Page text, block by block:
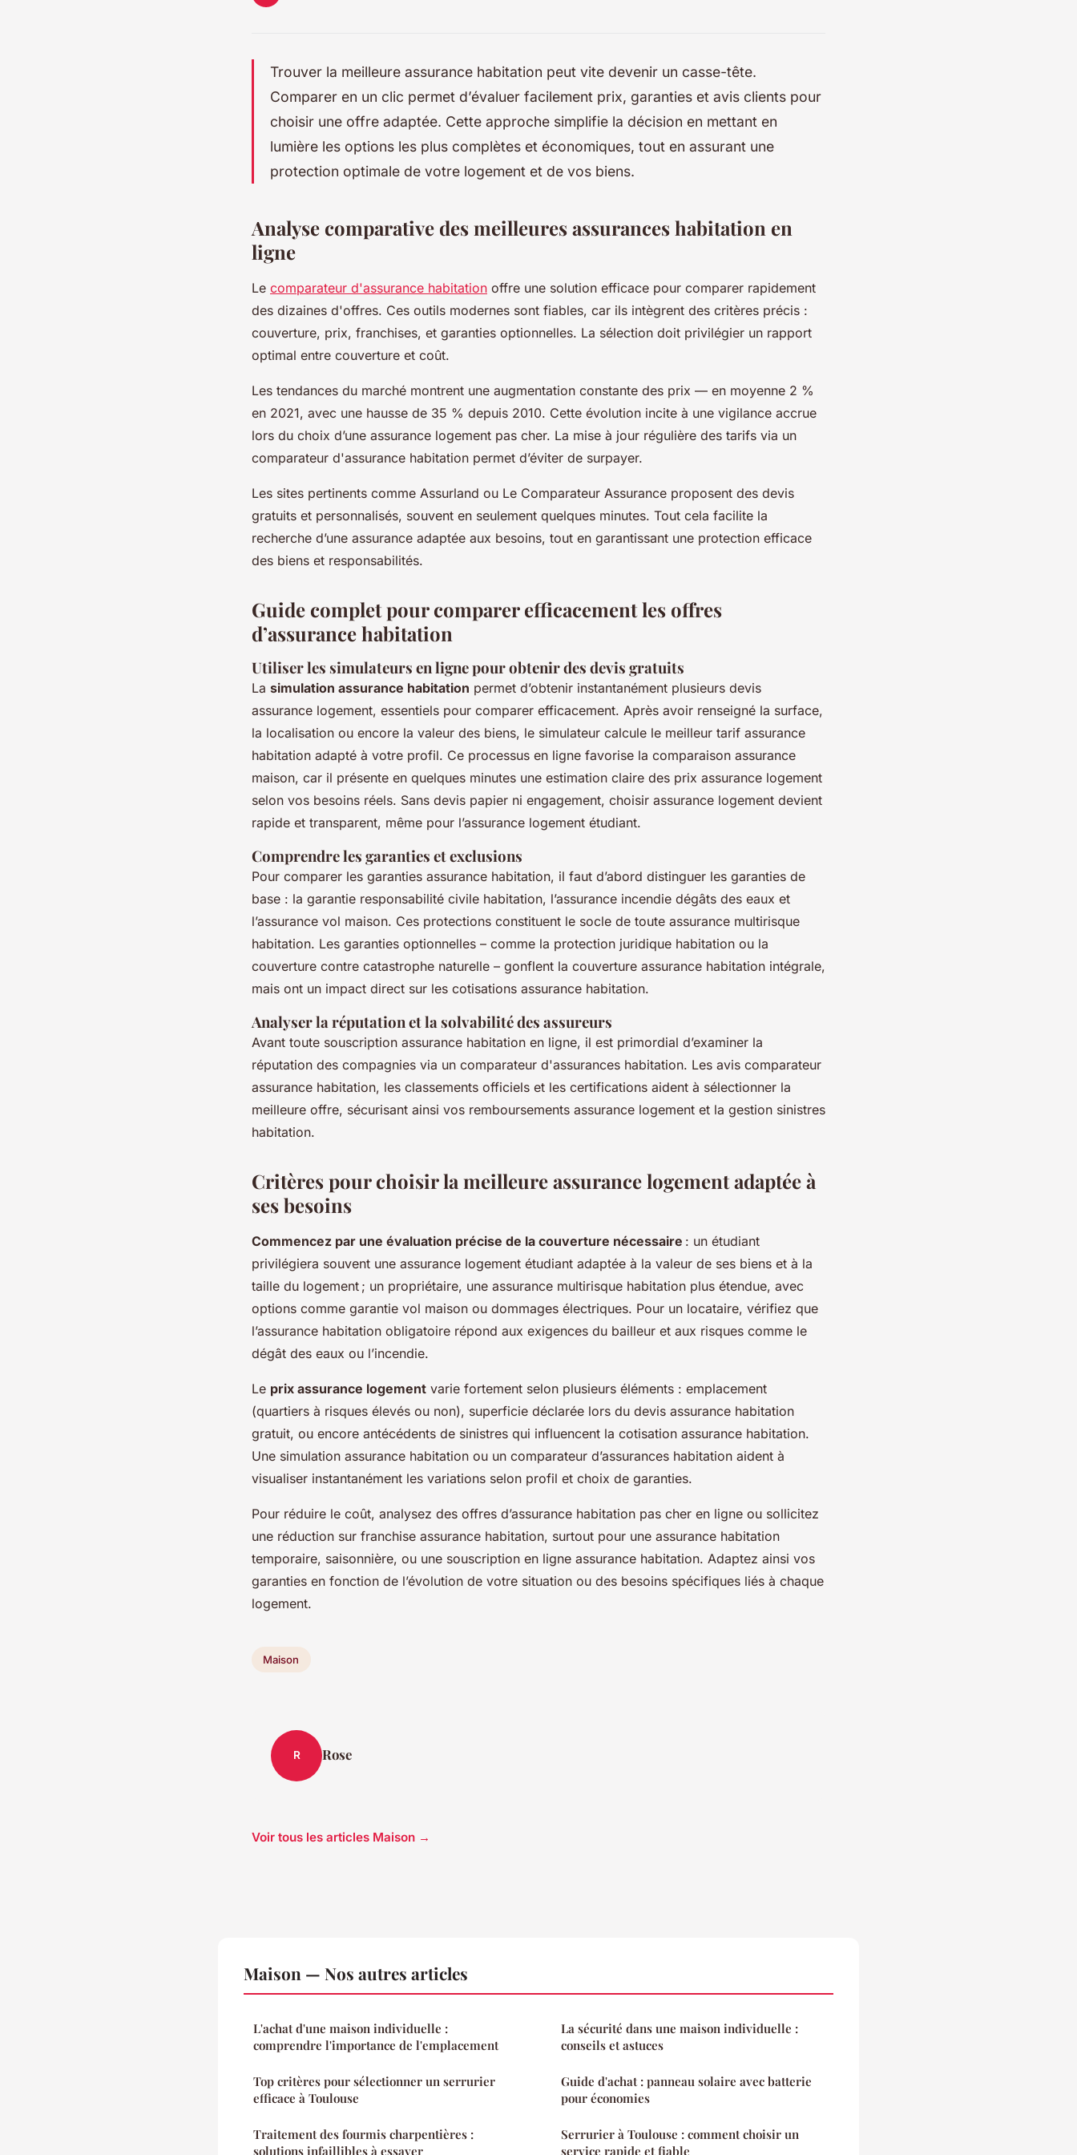
Trouver la meilleure assurance habitation peut vite devenir un casse-tête.
Comparer en un clic permet d’évaluer facilement prix, garanties et avis clients pour
choisir une offre adaptée. Cette approche simplifie la décision en mettant en
lumière les options les plus complètes et économiques, tout en assurant une
protection optimale de votre logement et de vos biens.
Analyse comparative des meilleures assurances habitation en
ligne
Le comparateur d'assurance habitation offre une solution efficace pour comparer rapidement
des dizaines d'offres. Ces outils modernes sont fiables, car ils intègrent des critères précis :
couverture, prix, franchises, et garanties optionnelles. La sélection doit privilégier un rapport
optimal entre couverture et coût.
Les tendances du marché montrent une augmentation constante des prix — en moyenne 2 %
en 2021, avec une hausse de 35 % depuis 2010. Cette évolution incite à une vigilance accrue
lors du choix d’une assurance logement pas cher. La mise à jour régulière des tarifs via un
comparateur d'assurance habitation permet d’éviter de surpayer.
Les sites pertinents comme Assurland ou Le Comparateur Assurance proposent des devis
gratuits et personnalisés, souvent en seulement quelques minutes. Tout cela facilite la
recherche d’une assurance adaptée aux besoins, tout en garantissant une protection efficace
des biens et responsabilités.
Guide complet pour comparer efficacement les offres
d’assurance habitation
Utiliser les simulateurs en ligne pour obtenir des devis gratuits
La simulation assurance habitation permet d’obtenir instantanément plusieurs devis
assurance logement, essentiels pour comparer efficacement. Après avoir renseigné la surface,
la localisation ou encore la valeur des biens, le simulateur calcule le meilleur tarif assurance
habitation adapté à votre profil. Ce processus en ligne favorise la comparaison assurance
maison, car il présente en quelques minutes une estimation claire des prix assurance logement
selon vos besoins réels. Sans devis papier ni engagement, choisir assurance logement devient
rapide et transparent, même pour l’assurance logement étudiant.
Comprendre les garanties et exclusions
Pour comparer les garanties assurance habitation, il faut d’abord distinguer les garanties de
base : la garantie responsabilité civile habitation, l’assurance incendie dégâts des eaux et
l’assurance vol maison. Ces protections constituent le socle de toute assurance multirisque
habitation. Les garanties optionnelles – comme la protection juridique habitation ou la
couverture contre catastrophe naturelle – gonflent la couverture assurance habitation intégrale,
mais ont un impact direct sur les cotisations assurance habitation.
Analyser la réputation et la solvabilité des assureurs
Avant toute souscription assurance habitation en ligne, il est primordial d’examiner la
réputation des compagnies via un comparateur d'assurances habitation. Les avis comparateur
assurance habitation, les classements officiels et les certifications aident à sélectionner la
meilleure offre, sécurisant ainsi vos remboursements assurance logement et la gestion sinistres
habitation.
Critères pour choisir la meilleure assurance logement adaptée à
ses besoins
Commencez par une évaluation précise de la couverture nécessaire : un étudiant
privilégiera souvent une assurance logement étudiant adaptée à la valeur de ses biens et à la
taille du logement ; un propriétaire, une assurance multirisque habitation plus étendue, avec
options comme garantie vol maison ou dommages électriques. Pour un locataire, vérifiez que
l’assurance habitation obligatoire répond aux exigences du bailleur et aux risques comme le
dégât des eaux ou l’incendie.
Le prix assurance logement varie fortement selon plusieurs éléments : emplacement
(quartiers à risques élevés ou non), superficie déclarée lors du devis assurance habitation
gratuit, ou encore antécédents de sinistres qui influencent la cotisation assurance habitation.
Une simulation assurance habitation ou un comparateur d’assurances habitation aident à
visualiser instantanément les variations selon profil et choix de garanties.
Pour réduire le coût, analysez des offres d’assurance habitation pas cher en ligne ou sollicitez
une réduction sur franchise assurance habitation, surtout pour une assurance habitation
temporaire, saisonnière, ou une souscription en ligne assurance habitation. Adaptez ainsi vos
garanties en fonction de l’évolution de votre situation ou des besoins spécifiques liés à chaque
logement.
Maison
R Rose
Voir tous les articles Maison →
Maison — Nos autres articles
L'achat d'une maison individuelle :
comprendre l'importance de l'emplacement
Top critères pour sélectionner un serrurier
efficace à Toulouse
Traitement des fourmis charpentières :
solutions infaillibles à essayer
La sécurité dans une maison individuelle :
conseils et astuces
Guide d'achat : panneau solaire avec batterie
pour économies
Serrurier à Toulouse : comment choisir un
service rapide et fiable